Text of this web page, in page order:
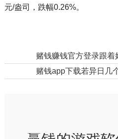
元/盎司，跌幅0.26%。
赌钱赚钱官方登录跟着好意思联储9月降
赌钱app下载若异日几个交曩昔空头